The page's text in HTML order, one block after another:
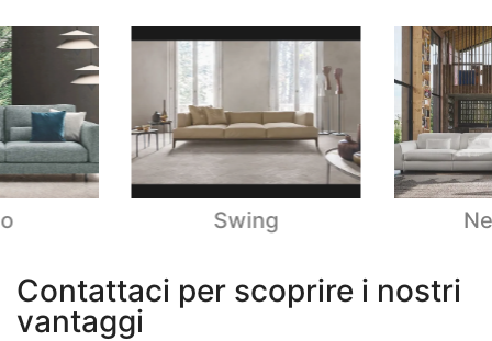
Swing
Contattaci per scoprire i nostri
vantaggi